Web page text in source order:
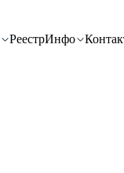
РеестрИнфо